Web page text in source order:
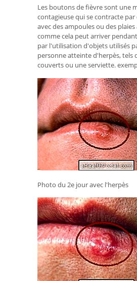
Les boutons de fièvre sont une
contagieuse qui se contracte
avec des ampoules ou des
comme cela peut arriver
par l'utilisation d'objets utilisés
personne atteinte d'herpès, tels
couverts ou une serviette.
Photo du 2e jour avec l'herpès